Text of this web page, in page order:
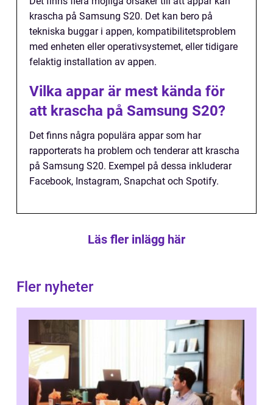
krascha på Samsung S20. Det kan bero på
tekniska buggar i appen, kompatibilitetsproblem
med enheten eller operativsystemet, eller tidigare
felaktig installation av appen.
Vilka appar är mest kända för
att krascha på Samsung S20?
Det finns några populära appar som har
rapporterats ha problem och tenderar att krascha
på Samsung S20. Exempel på dessa inkluderar
Facebook, Instagram, Snapchat och Spotify.
Läs fler inlägg här
Fler nyheter